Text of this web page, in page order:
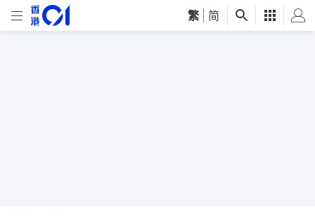
繁 简